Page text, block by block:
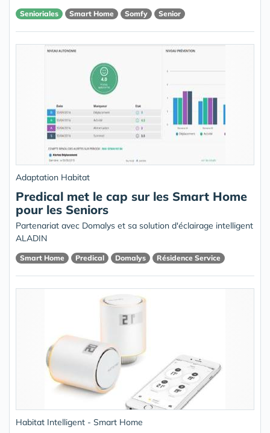
Senioriales Smart Home Somfy Senior
Adaptation Habitat
Predical met le cap sur les Smart Home
pour les Seniors
Partenariat avec Domalys et sa solution d'éclairage intelligent
ALADIN
Smart Home Predical Domalys Résidence Service
Habitat Intelligent - Smart Home